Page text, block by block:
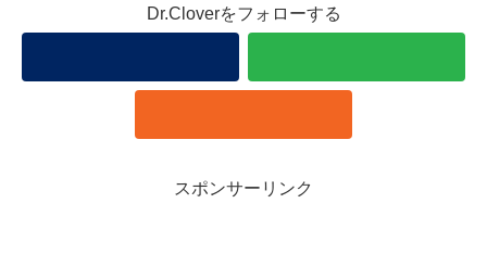
Dr.Cloverをフォローする
スポンサーリンク